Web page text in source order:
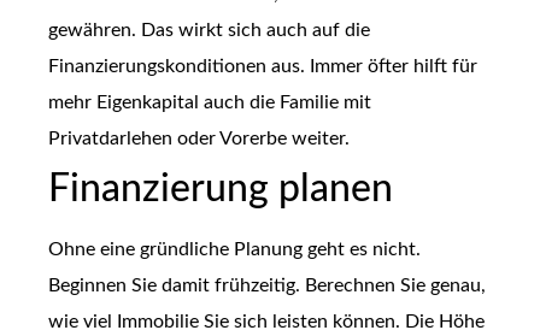
gewähren. Das wirkt sich auch auf die
Finanzierungskonditionen aus. Immer öfter hilft für
mehr Eigenkapital auch die Familie mit
Privatdarlehen oder Vorerbe weiter.
Finanzierung planen
Ohne eine gründliche Planung geht es nicht.
Beginnen Sie damit frühzeitig. Berechnen Sie genau,
wie viel Immobilie Sie sich leisten können. Die Höhe